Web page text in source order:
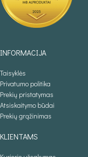
INFORMACIJA
Taisyklės
Privatumo politika
Prekių pristatymas
Atsiskaitymo būdai
Prekių grąžinimas
KLIENTAMS